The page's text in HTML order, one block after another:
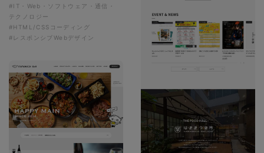
#IT・Web・ソフトウェア・通信・
テクノロジー
#HTML/CSSコーディング
#レスポンシブWebデザイン